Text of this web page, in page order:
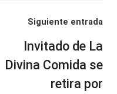
Siguiente entrada
Invitado de La
Divina Comida se
retira por